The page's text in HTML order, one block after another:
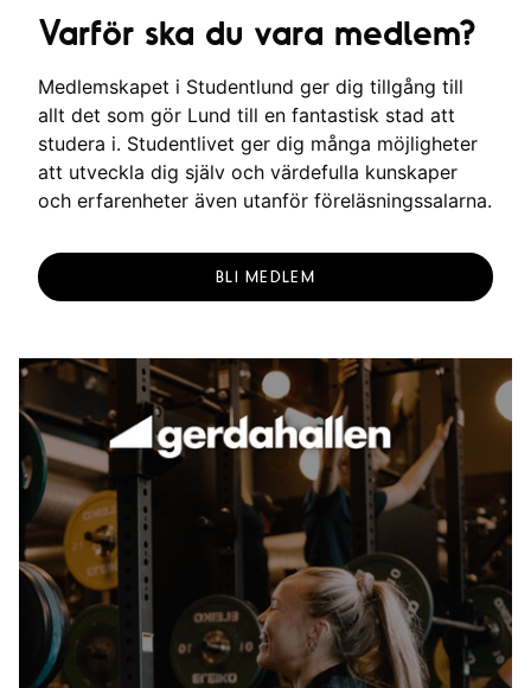
Varför ska du vara medlem?
Medlemskapet i Studentlund ger dig tillgång till
allt det som gör Lund till en fantastisk stad att
studera i. Studentlivet ger dig många möjligheter
att utveckla dig själv och värdefulla kunskaper
och erfarenheter även utanför föreläsningssalarna.
BLI MEDLEM